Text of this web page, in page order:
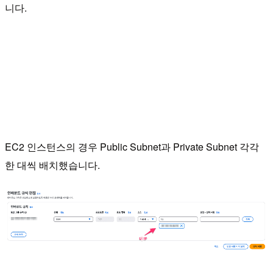
니다.
EC2 인스턴스의 경우 Public Subnet과 Private Subnet 각각
한 대씩 배치했습니다.